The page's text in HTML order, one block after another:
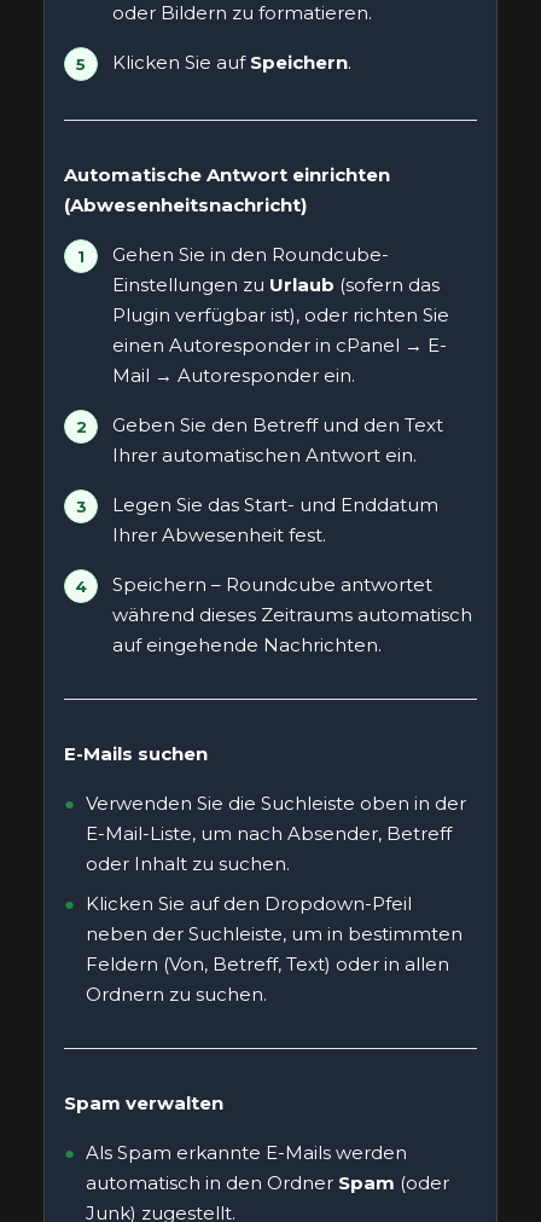
oder Bildern zu formatieren.
Klicken Sie auf Speichern.
Automatische Antwort einrichten
(Abwesenheitsnachricht)
Gehen Sie in den Roundcube-
Einstellungen zu Urlaub (sofern das
Plugin verfügbar ist), oder richten Sie
einen Autoresponder in cPanel → E-
Mail → Autoresponder ein.
Geben Sie den Betreff und den Text
Ihrer automatischen Antwort ein.
Legen Sie das Start- und Enddatum
Ihrer Abwesenheit fest.
Speichern – Roundcube antwortet
während dieses Zeitraums automatisch
auf eingehende Nachrichten.
E-Mails suchen
Verwenden Sie die Suchleiste oben in der
E-Mail-Liste, um nach Absender, Betreff
oder Inhalt zu suchen.
Klicken Sie auf den Dropdown-Pfeil
neben der Suchleiste, um in bestimmten
Feldern (Von, Betreff, Text) oder in allen
Ordnern zu suchen.
Spam verwalten
Als Spam erkannte E-Mails werden
automatisch in den Ordner Spam (oder
Junk) zugestellt.